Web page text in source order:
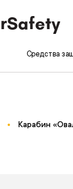
Средства
Карабин